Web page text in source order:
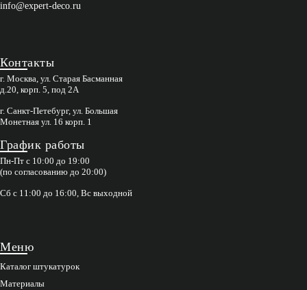
info@expert-deco.ru
Контакты
г. Москва, ул. Старая Басманная
д.20, корп. 5, под 2А
г. Санкт-Петебург, ул. Большая
Монетная ул. 16 корп. 1
График работы
Пн-Пт с 10:00 до 19:00
(по согласованию до 20:00)
Сб с 11:00 до 16:00, Вс выходной
Меню
Каталог штукатурок
Материалы